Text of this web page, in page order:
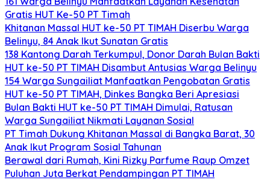
Gratis HUT Ke-50 PT Timah
Khitanan Massal HUT ke-50 PT TIMAH Diserbu Warga
Belinyu, 84 Anak Ikut Sunatan Gratis
138 Kantong Darah Terkumpul, Donor Darah Bulan Bakti
HUT ke-50 PT TIMAH Disambut Antusias Warga Belinyu
154 Warga Sungailiat Manfaatkan Pengobatan Gratis
HUT ke-50 PT TIMAH, Dinkes Bangka Beri Apresiasi
Bulan Bakti HUT ke-50 PT TIMAH Dimulai, Ratusan
Warga Sungailiat Nikmati Layanan Sosial
PT Timah Dukung Khitanan Massal di Bangka Barat, 30
Anak Ikut Program Sosial Tahunan
Berawal dari Rumah, Kini Rizky Parfume Raup Omzet
Puluhan Juta Berkat Pendampingan PT TIMAH